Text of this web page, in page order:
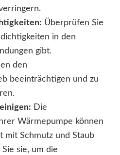
Überprüfen Sie
in den
gibt.
den
beeinträchtigen und zu
Die
Wärmepumpe können
mit Schmutz und Staub
sie, um die